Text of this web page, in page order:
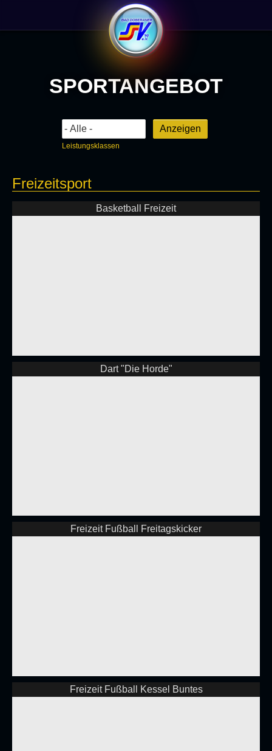
Sportangebot
Leistungsklassen
Freizeitsport
Basketball Freizeit
Dart "Die Horde"
Freizeit Fußball Freitagskicker
Freizeit Fußball Kessel Buntes